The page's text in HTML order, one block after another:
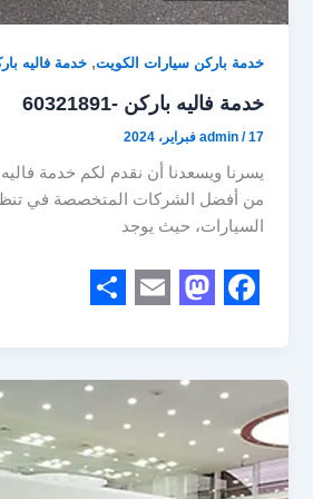
خدمة باركن سيارات الكويت,خدمة فاليه
خدمة فاليه باركن -60321891
admin /17 فبراير، 2024
يسرنا ويسعدنا أن نقدم لكم خدمة فاليه
من أفضل الشركات المتخصصة في
السيارات، حيث يوجد
e
b
t
o
a
i
l
r
e